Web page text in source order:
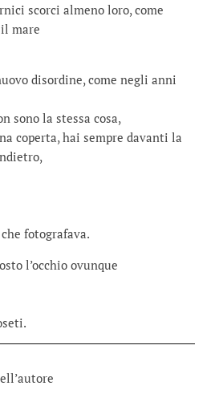
scorci almeno loro, come
mare
disordine, come negli anni
sono la stessa cosa,
coperta, hai sempre davanti la
fotografava.
l’occhio ovunque